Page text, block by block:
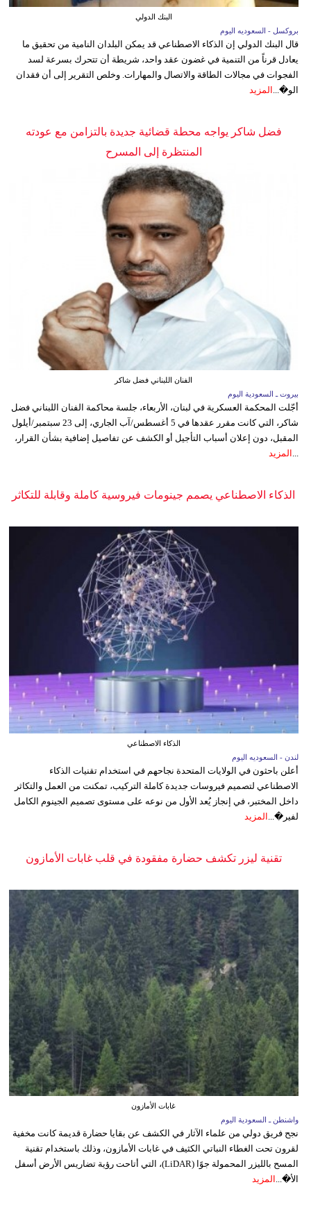
البنك الدولي
بروكسل - السعوديه اليوم
قال البنك الدولي إن الذكاء الاصطناعي قد يمكن البلدان النامية من تحقيق ما
يعادل قرناً من التنمية في غضون عقد واحد، شريطة أن تتحرك بسرعة لسد
الفجوات في مجالات الطاقة والاتصال والمهارات. وخلص التقرير إلى أن فقدان
الو�... المزيد
فضل شاكر يواجه محطة قضائية جديدة بالتزامن مع عودته
المنتظرة إلى المسرح
الفنان اللبناني فضل شاكر
بيروت ـ السعودية اليوم
أجّلت المحكمة العسكرية في لبنان، الأربعاء، جلسة محاكمة الفنان اللبناني فضل
شاكر، التي كانت مقرر عقدها في 5 أغسطس/آب الجاري، إلى 23 سبتمبر/أيلول
المقبل، دون إعلان أسباب التأجيل أو الكشف عن تفاصيل إضافية بشأن القرار،
المزيد
الذكاء الاصطناعي يصمم جينومات فيروسية كاملة وقابلة للتكاثر
الذكاء الاصطناعي
لندن - السعوديه اليوم
أعلن باحثون في الولايات المتحدة نجاحهم في استخدام تقنيات الذكاء
الاصطناعي لتصميم فيروسات جديدة كاملة التركيب، تمكنت من العمل والتكاثر
داخل المختبر، في إنجاز يُعد الأول من نوعه على مستوى تصميم الجينوم الكامل
لفير�... المزيد
تقنية ليزر تكشف حضارة مفقودة في قلب غابات الأمازون
غابات الأمازون
واشنطن ـ السعودية اليوم
نجح فريق دولي من علماء الآثار في الكشف عن بقايا حضارة قديمة كانت مخفية
لقرون تحت الغطاء النباتي الكثيف في غابات الأمازون، وذلك باستخدام تقنية
المسح بالليزر المحمولة جوًا (LiDAR)، التي أتاحت رؤية تضاريس الأرض أسفل
الأ�... المزيد